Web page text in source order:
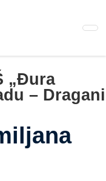
„Đura
– Dragani